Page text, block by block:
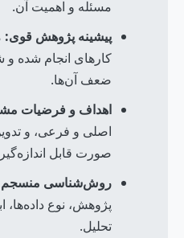
مسئله و اهمیت آن.
پیشینه پژوهش قوی:
کارهای انجام شده
ضعف آن‌ها.
اهداف و فرضیات
اصلی و فرعی، و
صورت قابل
روش‌شناسی
پژوهش، نوع داده‌ها،
تحلیل.